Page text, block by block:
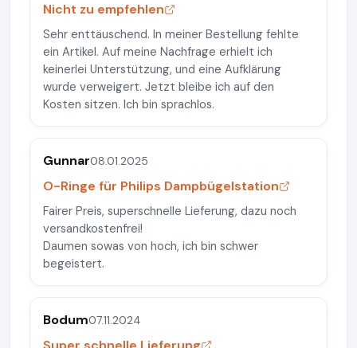
Nicht zu empfehlen
Sehr enttäuschend. In meiner Bestellung fehlte
ein Artikel. Auf meine Nachfrage erhielt ich
keinerlei Unterstützung, und eine Aufklärung
wurde verweigert. Jetzt bleibe ich auf den
Kosten sitzen. Ich bin sprachlos.
Gunnar08.01.2025
O-Ringe für Philips Dampbügelstation
Fairer Preis, superschnelle Lieferung, dazu noch
versandkostenfrei!
Daumen sowas von hoch, ich bin schwer
begeistert.
Bodum07.11.2024